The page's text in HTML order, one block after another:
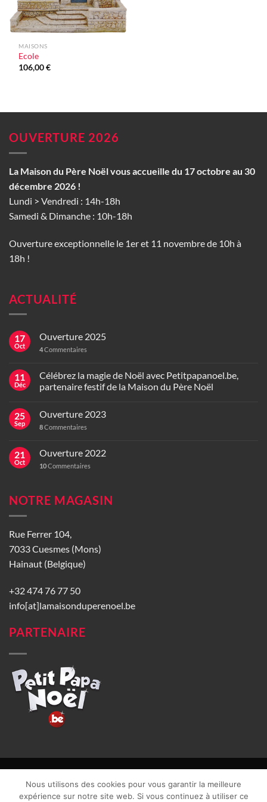
MAISONS
Ecole
106,00€
OUVERTURE 2026
La Maison du Père Noël vous accueille du 17 octobre au 30
décembre 2026 !
Lundi > Vendredi : 14h-18h
Samedi & Dimanche : 10h-18h
Ouverture exceptionnelle le 1er et 11 novembre de 10h à
18h !
ACTUALITÉ
17
Oct
Ouverture 2025
4Commentaires
11
Déc
Célébrez la magie de Noël avec Petitpapanoel.be,
partenaire festif de la Maison du Père Noël
25
Sep
Ouverture 2023
8Commentaires
21
Oct
Ouverture 2022
10Commentaires
NOTRE MAGASIN
Rue Ferrer 104,
7033 Cuesmes (Mons)
Hainaut (Belgique)
+32 474 76 77 50
info[at]lamaisonduperenoel.be
PARTENAIRE
CGU| Vie privée| TVA : BE0840965749 | Site web réalisé par
Nous utilisons des cookies pour vous garantir la meilleure
expérience sur notre site web. Si vous continuez à utiliser ce